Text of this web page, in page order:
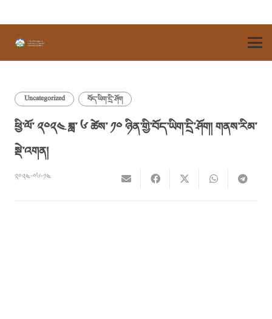
Uncategorized བོད་ཡིག་དྲི་ཤོག
ཕྱི་ལོ་ ༢༠༢༤ ཟླ་ ༦ ཚེས་ ༡༠ ཉིན་གྱི་བོད་ཡིག་དྲི་ཤོག། གནས་རིམ་
སྡེ་འགན།
༢༠༢༤-༠༦-༡༤